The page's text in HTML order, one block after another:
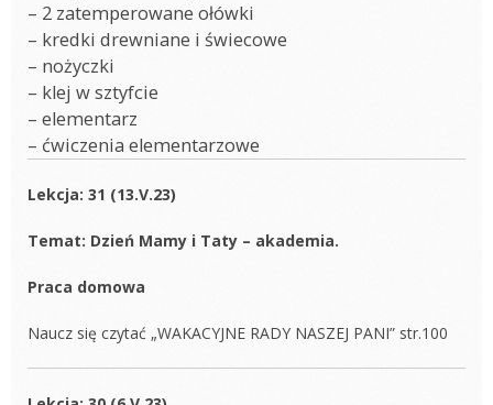
– 2 zatemperowane ołówki
– kredki drewniane i świecowe
– nożyczki
– klej w sztyfcie
– elementarz
– ćwiczenia elementarzowe
Lekcja: 31 (13.V.23)
Temat: Dzień Mamy i Taty – akademia.
Praca domowa
Naucz się czytać „WAKACYJNE RADY NASZEJ PANI” str.100